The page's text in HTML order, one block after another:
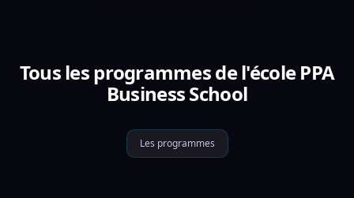
Tous les programmes de l'école PPA
Business School
Les programmes